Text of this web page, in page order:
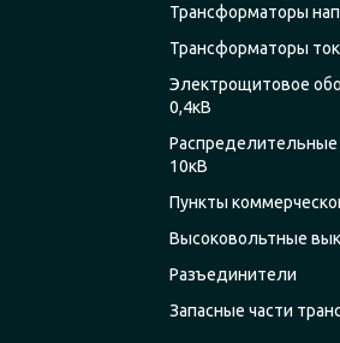
Трансформаторы
Трансформаторы
Электрощитовое
0,4кВ
Распределительные
10кВ
Пункты
Высоковольтные
Разъединители
Запасные части